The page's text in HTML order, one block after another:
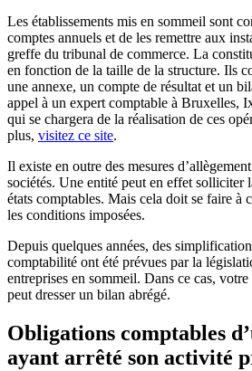
Les établissements mis en sommeil sont
comptes annuels et de les remettre aux
greffe du tribunal de commerce. La
en fonction de la taille de la structure. Ils
une annexe, un compte de résultat et un
appel à un expert comptable à Bruxelles,
qui se chargera de la réalisation de ces
plus, visitez ce site.
Il existe en outre des mesures
sociétés. Une entité peut en effet solliciter
états comptables. Mais cela doit se faire à
les conditions imposées.
Depuis quelques années, des
comptabilité ont été prévues par la
entreprises en sommeil. Dans ce cas, votre
peut dresser un bilan abrégé.
Obligations comptables
ayant arrêté son activité